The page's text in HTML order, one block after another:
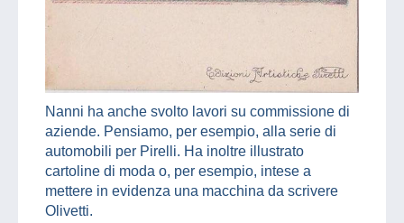
Nanni ha anche svolto lavori su commissione di
aziende. Pensiamo, per esempio, alla serie di
automobili per Pirelli. Ha inoltre illustrato
cartoline di moda o, per esempio, intese a
mettere in evidenza una macchina da scrivere
Olivetti.